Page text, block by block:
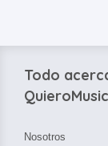
Todo
Nosotros